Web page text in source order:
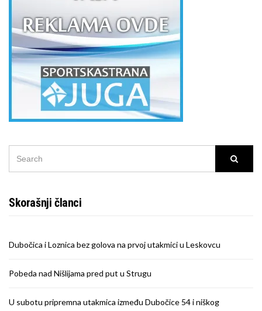
Skorašnji članci
Dubočica i Loznica bez golova na prvoj utakmici u Leskovcu
Pobeda nad Nišlijama pred put u Strugu
U subotu pripremna utakmica između Dubočice 54 i niškog